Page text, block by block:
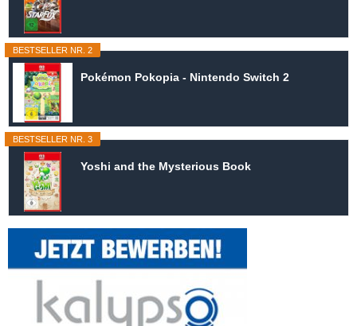
BESTSELLER NR. 2
Pokémon Pokopia - Nintendo Switch 2
BESTSELLER NR. 3
Yoshi and the Mysterious Book